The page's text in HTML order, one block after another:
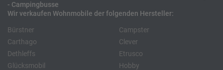
- Campingbusse
Wir verkaufen Wohnmobile der folgenden Hersteller:
Bürstner
Carthago
Dethleffs
Glücksmobil
Campster
Clever
Etrusco
Hobby